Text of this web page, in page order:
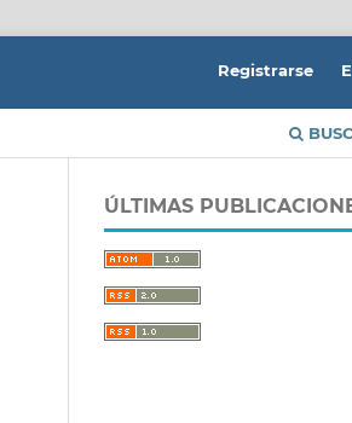
Registrarse
ÚLTIMAS